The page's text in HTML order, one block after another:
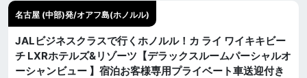
名古屋 (中部)発/オアフ島(ホノルル)
JALビジネスクラスで行くホノルル！カ ライ ワイキキビー
チ LXRホテルズ&リゾーツ【デラックスルームパーシャルオ
ーシャンビュー 】宿泊お客様専用プライベート車送迎付き